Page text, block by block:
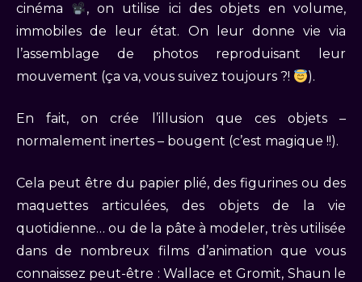
cinéma
, on utilise ici des objets en volume,
immobiles de leur état. On leur donne vie via
l’assemblage de photos reproduisant leur
mouvement (ça va, vous suivez toujours ?!
).
En fait, on crée l’illusion que ces objets –
normalement inertes – bougent (c’est magique !!).
Cela peut être du papier plié, des figurines ou des
maquettes articulées, des objets de la vie
quotidienne… ou de la pâte à modeler, très utilisée
dans de nombreux films d’animation que vous
connaissez peut-être : Wallace et Gromit, Shaun le